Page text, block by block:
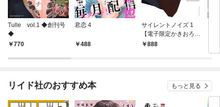
Tulle vol.1 ◆創刊号
◆
770
君恋 4
488
サイレントノイズ 1
【電子限定かきおろし
付】888
リイド社のおすすめ本 もっと見る